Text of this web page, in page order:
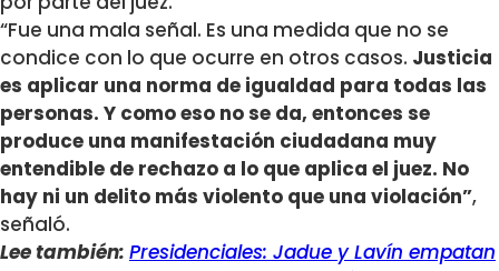
“Fue una mala señal. Es una medida que no se
condice con lo que ocurre en otros casos. Justicia
es aplicar una norma de igualdad para todas las
personas. Y como eso no se da, entonces se
produce una manifestación ciudadana muy
entendible de rechazo a lo que aplica el juez. No
hay ni un delito más violento que una violación”,
señaló.
Lee también: Presidenciales: Jadue y Lavín empatan